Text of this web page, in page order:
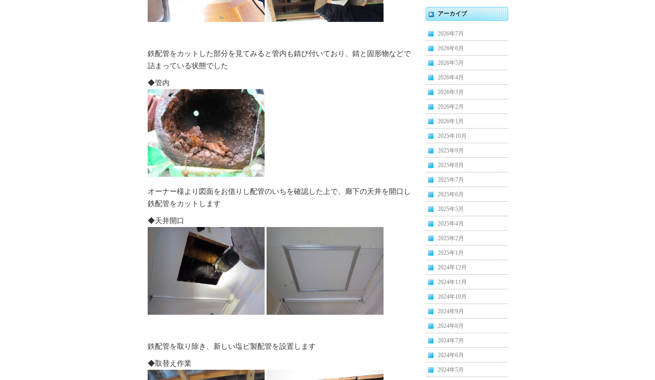
鉄配管をカットした部分を見てみると管内も錆び付いており、錆と固形物などで
詰まっている状態でした
◆管内
オーナー様より図面をお借りし配管のいちを確認した上で、廊下の天井を開口し
鉄配管をカットします
◆天井開口
鉄配管を取り除き、新しい塩ビ製配管を設置します
◆取替え作業
アーカイブ
2026年7月
2026年6月
2026年5月
2026年4月
2026年3月
2026年2月
2026年1月
2025年10月
2025年9月
2025年8月
2025年7月
2025年6月
2025年5月
2025年4月
2025年2月
2025年1月
2024年12月
2024年11月
2024年10月
2024年9月
2024年8月
2024年7月
2024年6月
2024年5月